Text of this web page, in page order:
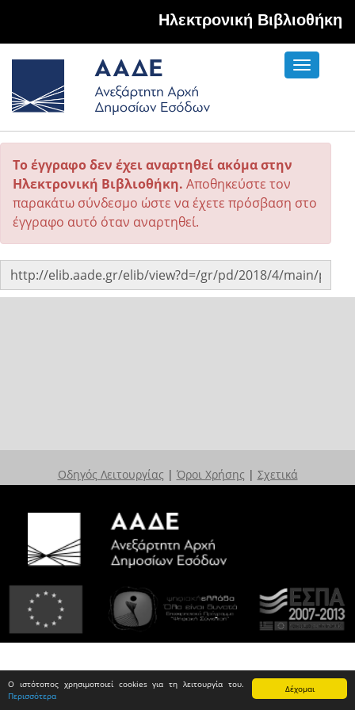
Δέχομαι
Ο ιστότοπος χρησιμοποιεί cookies για τη λειτουργία του.
Περισσότερα
Hλεκτρονική Βιβλιοθήκη
Toggle
Το έγγραφο δεν έχει αναρτηθεί ακόμα στην
Ηλεκτρονική Βιβλιοθήκη. Αποθηκεύστε τον
παρακάτω σύνδεσμο ώστε να έχετε πρόσβαση στο
έγγραφο αυτό όταν αναρτηθεί.
Οδηγός Λειτουργίας | Όροι Χρήσης | Σχετικά